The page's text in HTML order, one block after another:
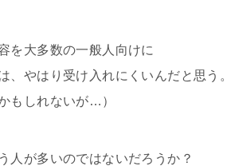
を大多数の一般人向けに
、やはり受け入れにくいんだと思う。
もしれないが…）
人が多いのではないだろうか？